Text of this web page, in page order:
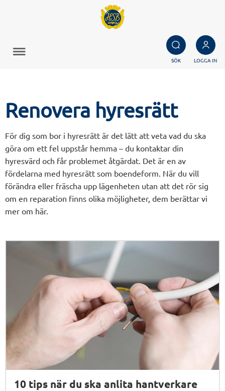
SÖK LOGGA IN
Renovera hyresrätt
För dig som bor i hyresrätt är det lätt att veta vad du ska
göra om ett fel uppstår hemma – du kontaktar din
hyresvärd och får problemet åtgärdat. Det är en av
fördelarna med hyresrätt som boendeform. När du vill
förändra eller fräscha upp lägenheten utan att det rör sig
om en reparation finns olika möjligheter, dem berättar vi
mer om här.
10 tips när du ska anlita hantverkare